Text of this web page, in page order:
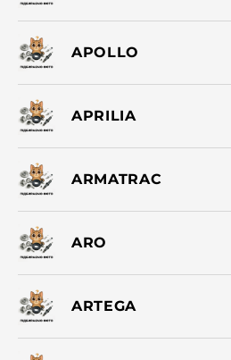
APOLLO
APRILIA
ARMATRAC
ARO
ARTEGA